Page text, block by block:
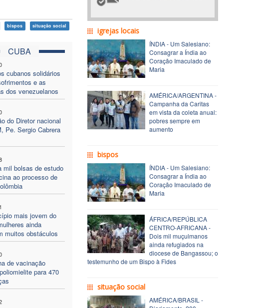
bispos situação social
CUBA
cubanos solidários
e as
dos venezuelanos
do Diretor nacional
Pe. Sergio Cabrera
mil bolsas de estudo
ao processo de
mais jovem do
ainda
muitos obstáculos
de vacinação
para 470
igrejas locais
ÍNDIA - Um Salesiano:
Consagrar a Índia ao
Coração Imaculado de
Maria
AMÉRICA/ARGENTINA -
Campanha da Caritas
em vista da coleta anual:
pobres sempre em
aumento
bispos
ÍNDIA - Um Salesiano:
Consagrar a Índia ao
Coração Imaculado de
Maria
ÁFRICA/REPÚBLICA
CENTRO-AFRICANA -
Dois mil muçulmanos
ainda refugiados na
diocese de Bangassou; o
testemunho de um Bispo à Fides
situação social
AMÉRICA/BRASIL -